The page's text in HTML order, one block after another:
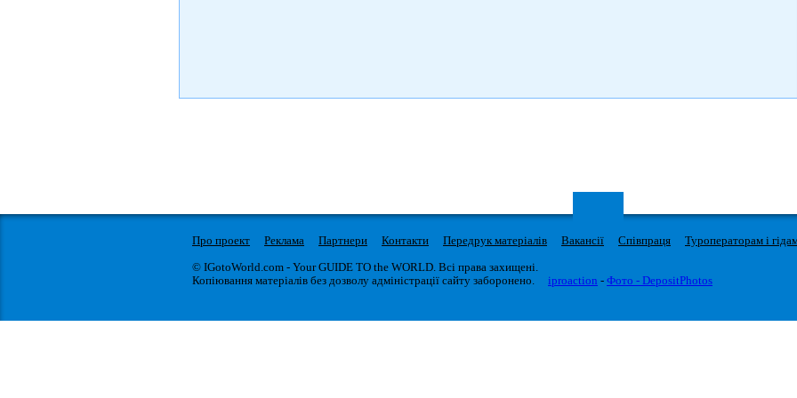
Про проект Реклама Партнери Контакти Передрук матеріалів Вакансії Співпраця Туроператорам і
© IGotoWorld.com - Your GUIDE TO the WORLD. Всі права захищені.
Копіювання матеріалів без дозволу адміністрації сайту заборонено.
iproaction - Фото - DepositPhotos